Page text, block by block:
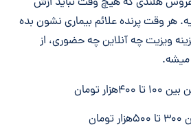
هر وقت پرنده علائم بیماری نشون بده
ویزیت چه آنلاین چه حضوری، از
تومان